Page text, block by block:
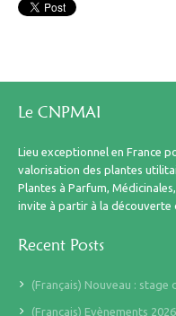
Le CNPMAI
Lieu exceptionnel en France
valorisation des plantes
Plantes à Parfum,
invite à partir à la découverte
Recent Posts
(Français) Nouveau : stage
(Français) Evènements 2026